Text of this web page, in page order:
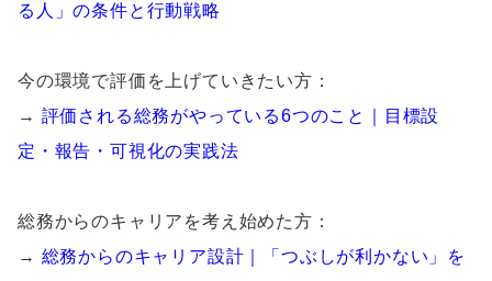
る人」の条件と行動戦略
今の環境で評価を上げていきたい方：
→ 評価される総務がやっている6つのこと｜目標設
定・報告・可視化の実践法
総務からのキャリアを考え始めた方：
→ 総務からのキャリア設計｜「つぶしが利かない」を